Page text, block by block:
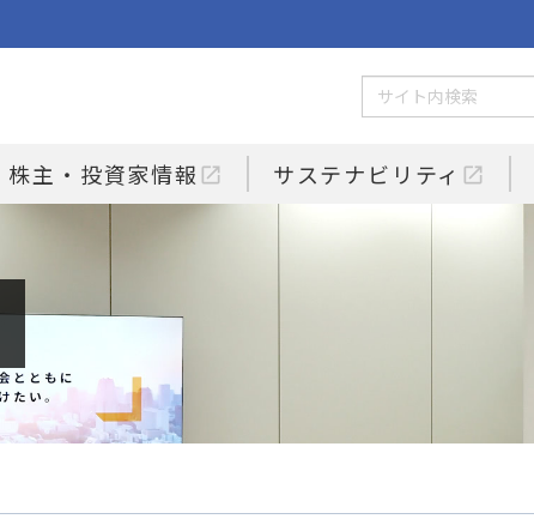
株主・投資家情報 open_in_new サステナビリティ open_in_new